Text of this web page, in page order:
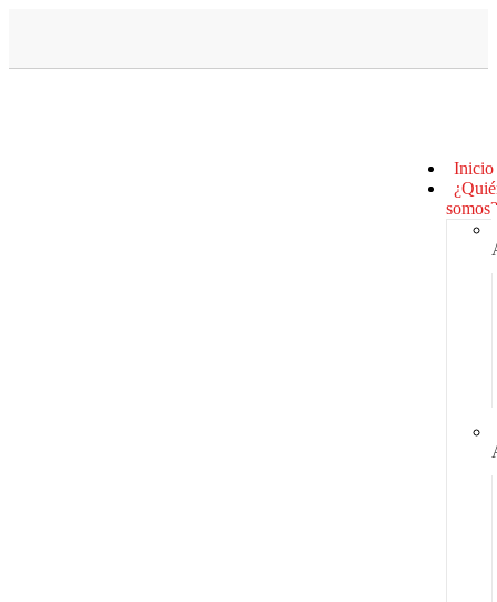
Inicio
somos?